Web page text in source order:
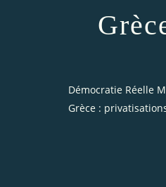
Démocratie Réelle
Grèce :